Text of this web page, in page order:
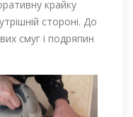
крайку
стороні. До
смуг і подряпин